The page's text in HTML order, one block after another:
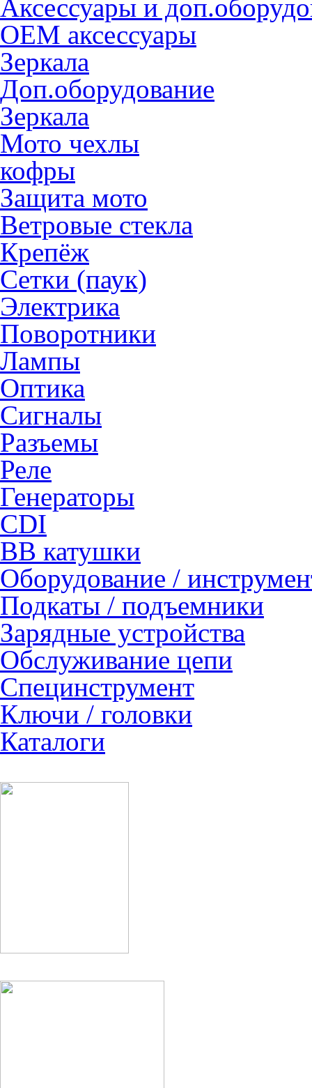
Аксессуары и
OEM аксессуары
Зеркала
Доп.оборудование
Зеркала
Мото чехлы
кофры
Защита мото
Ветровые стекла
Крепёж
Сетки (паук)
Электрика
Поворотники
Лампы
Оптика
Сигналы
Разъемы
Реле
Генераторы
CDI
ВВ катушки
Оборудование /
Подкаты / подъемники
Зарядные устройства
Обслуживание цепи
Специнструмент
Ключи / головки
Каталоги